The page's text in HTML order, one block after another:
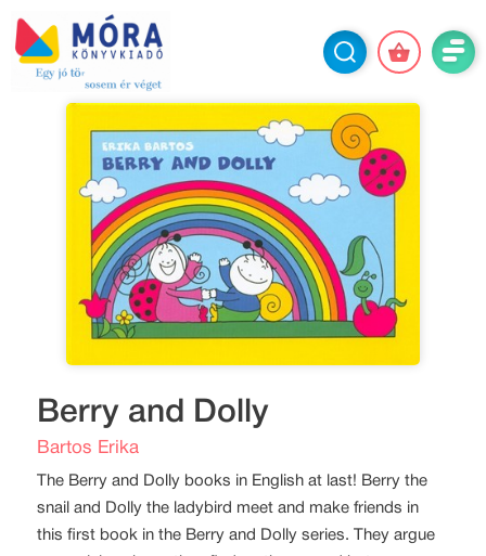
Berry and Dolly
Bartos Erika
The Berry and Dolly books in English at last! Berry the
snail and Dolly the ladybird meet and make friends in
this first book in the Berry and Dolly series. They argue